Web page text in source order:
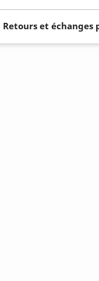
Retours et échanges